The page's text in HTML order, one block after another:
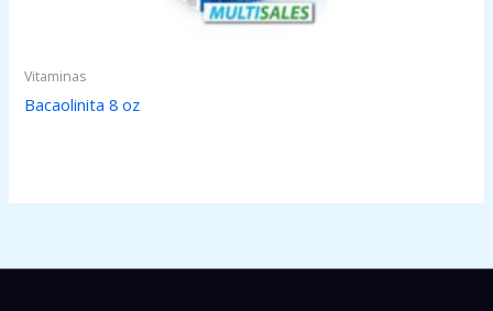
Vitaminas
Bacaolinita 8 oz